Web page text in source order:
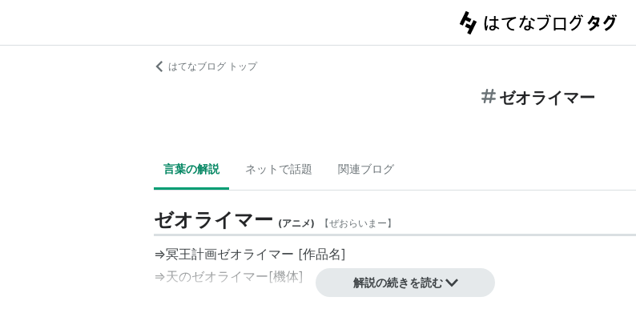
はてなブログ トップ
ゼオライマー
言葉の解説 ネットで話題 関連ブログ
ゼオライマー (アニメ) 【ぜおらいまー】
⇒冥王計画ゼオライマー [作品名]
⇒天のゼオライマー[機体]
解説の続きを読む